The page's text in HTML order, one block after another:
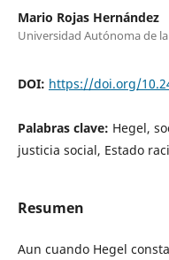
Mario Rojas Hernández
Universidad Autónoma de
DOI: https://doi.org/
Palabras clave: Hegel,
justicia social, Estado
Resumen
Aun cuando Hegel